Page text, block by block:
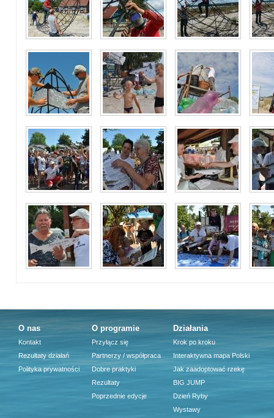
O nas
Kontakt
Rezultaty działań
Polityka prywatności
O programie
Przyłącz się
Partnerzy / współpraca
Dobre praktyki
Rezultaty
Poprzednie edycje
Działania
Krok po kroku
Interaktywna mapa Polski
Jak zaadoptować rzekę
BIG JUMP
Dzień Ryby
Wystawy